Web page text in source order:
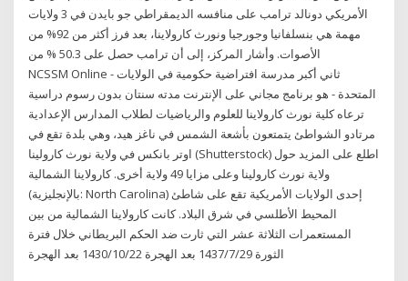
الأمريكي دونالد ترامب على منافسه الديمقراطي جو بايدن في 3 ولايات
مهمة هي بنسلفانيا وجورجيا ونورث كارولاينا، بعد فرز أكثر من 92% من
الأصوات. وأشار المركز، إلى أن ترامب حصل على 50.3 % من
NCSSM Online - ثاني أكبر مدرسة افتراضية حكومية في الولايات
المتحدة - هو برنامج مجاني على الإنترنت مدته سنتان بدون رسوم دراسية
ترعاه كلية نورث كارولاينا للعلوم والرياضيات لطلاب المدارس الإعدادية
مرتادو الشواطئ يتمتعون بأشعة الشمس في ناغز هيد، وهي بلدة تقع في
اوتر بانكس في ولاية نورث كارولينا (Shutterstock) اطلع على المزيد حول
ولاية نورث كارولينا وعلى مزايا 49 ولاية أخرى. كارولاينا الشمالية
(بالإنجليزية: North Carolina) إحدى الولايات الأمريكية تقع على شاطئ
المحيط الأطلسي في شرق البلاد. كانت كارولاينا الشمالية من بين
المستعمرات الثلاثة عشر التي ثارت ضد الحكم البريطاني خلال فترة
الثورة 29‏‏/7‏‏/1437 بعد الهجرة 22‏‏/10‏‏/1430 بعد الهجرة